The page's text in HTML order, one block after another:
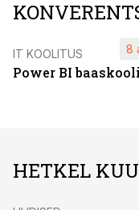
IT KOOLITUS
Power BI
8
HETKEL